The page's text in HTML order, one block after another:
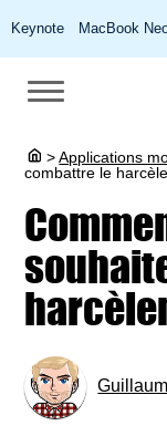
Keynote MacBook
> Applications
combattre le